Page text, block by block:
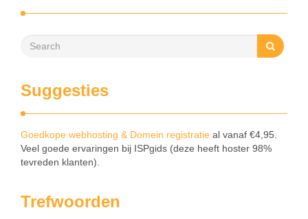
Suggesties
Goedkope webhosting & Domein registratie al vanaf €4,95.
Veel goede ervaringen bij ISPgids (deze heeft hoster 98%
tevreden klanten).
Trefwoorden